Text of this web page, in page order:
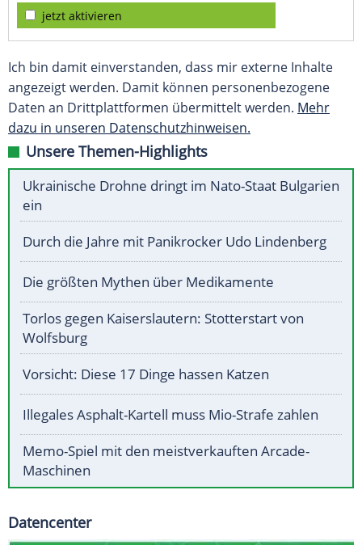
jetzt aktivieren
Ich bin damit einverstanden, dass mir externe Inhalte
angezeigt werden. Damit können personenbezogene
Daten an Drittplattformen übermittelt werden. Mehr
dazu in unseren Datenschutzhinweisen.
Unsere Themen-Highlights
Ukrainische Drohne dringt im Nato-Staat Bulgarien
ein
Durch die Jahre mit Panikrocker Udo Lindenberg
Die größten Mythen über Medikamente
Torlos gegen Kaiserslautern: Stotterstart von
Wolfsburg
Vorsicht: Diese 17 Dinge hassen Katzen
Illegales Asphalt-Kartell muss Mio-Strafe zahlen
Memo-Spiel mit den meistverkauften Arcade-
Maschinen
Datencenter